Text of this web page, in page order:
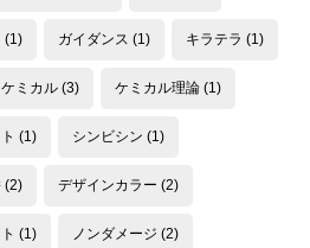
(1) ガイダンス (1) キラテラ (1)
ケミカル (3) ケミカル理論 (1)
(1) シンビシン (1)
(2) デザインカラー (2)
(1) ノンダメージ (2)